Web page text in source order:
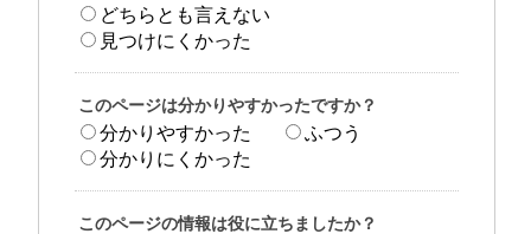
どちらとも言えない
見つけにくかった
このページは分かりやすかったですか？
分かりやすかった
ふつう
分かりにくかった
このページの情報は役に立ちましたか？